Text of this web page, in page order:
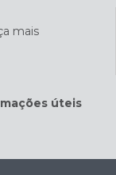
mais
úteis